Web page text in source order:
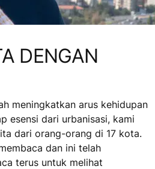
DENGAN
meningkatkan arus kehidupan
esensi dari urbanisasi, kami
dari orang-orang di 17 kota.
dan ini telah
terus untuk melihat